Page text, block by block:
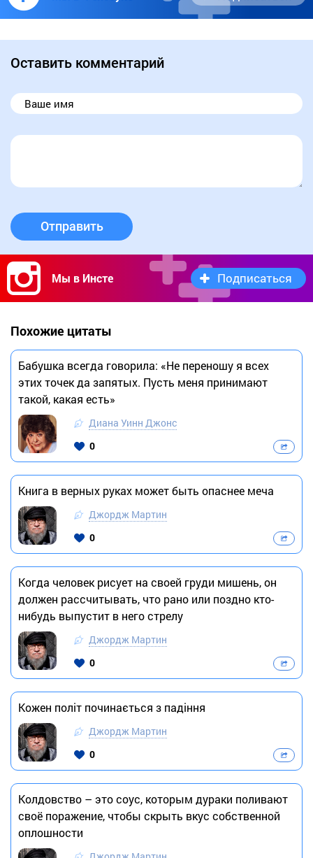
Оставить комментарий
Отправить
Мы в Инсте Подписаться
Похожие цитаты
Бабушка всегда говорила: «Не переношу я всех
этих точек да запятых. Пусть меня принимают
такой, какая есть»
Диана Уинн Джонс
0
Книга в верных руках может быть опаснее меча
Джордж Мартин
0
Когда человек рисует на своей груди мишень, он
должен рассчитывать, что рано или поздно кто-
нибудь выпустит в него стрелу
Джордж Мартин
0
Кожен політ починається з падіння
Джордж Мартин
0
Колдовство – это соус, которым дураки поливают
своё поражение, чтобы скрыть вкус собственной
оплошности